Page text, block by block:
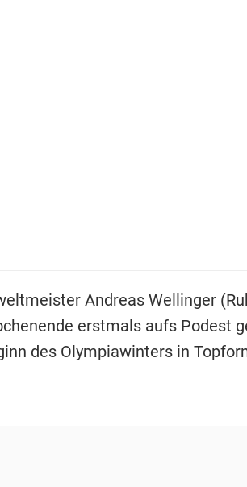
Andreas Wellinger
erstmals aufs Podest
des Olympiawinters in